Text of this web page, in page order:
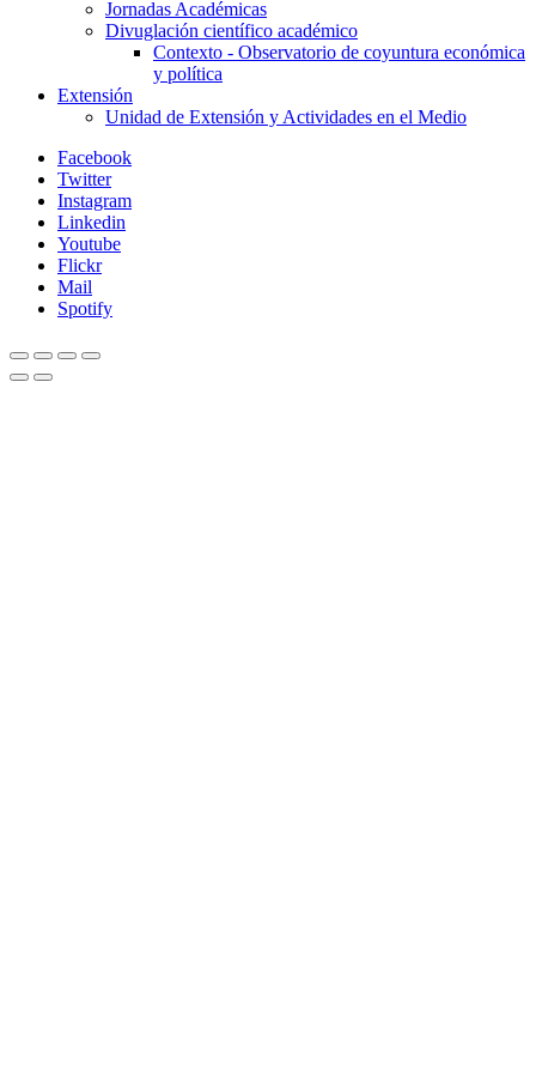
Jornadas Académicas
Divuglación científico académico
Contexto - Observatorio de coyuntura económica
y política
Extensión
Unidad de Extensión y Actividades en el Medio
Facebook
Twitter
Instagram
Linkedin
Youtube
Flickr
Mail
Spotify